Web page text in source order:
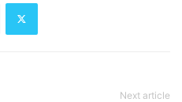
Next article